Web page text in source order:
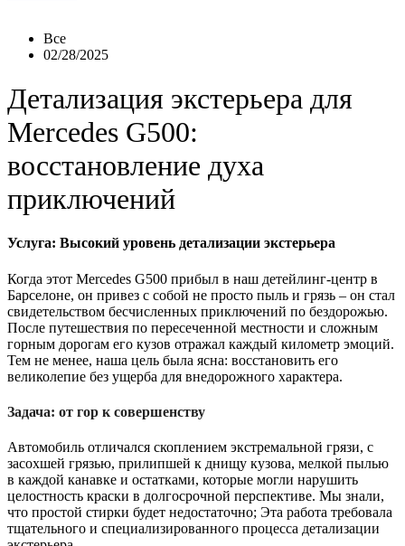
Все
02/28/2025
Детализация экстерьера для
Mercedes G500:
восстановление духа
приключений
Услуга: Высокий уровень детализации экстерьера
Когда этот Mercedes G500 прибыл в наш детейлинг-центр в
Барселоне, он привез с собой не просто пыль и грязь – он стал
свидетельством бесчисленных приключений по бездорожью.
После путешествия по пересеченной местности и сложным
горным дорогам его кузов отражал каждый километр эмоций.
Тем не менее, наша цель была ясна: восстановить его
великолепие без ущерба для внедорожного характера.
Задача: от гор к совершенству
Автомобиль отличался скоплением экстремальной грязи, с
засохшей грязью, прилипшей к днищу кузова, мелкой пылью
в каждой канавке и остатками, которые могли нарушить
целостность краски в долгосрочной перспективе. Мы знали,
что простой стирки будет недостаточно; Эта работа требовала
тщательного и специализированного процесса детализации